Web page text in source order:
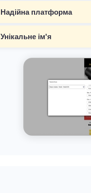
Надійна платформа
Унікальне ім'я